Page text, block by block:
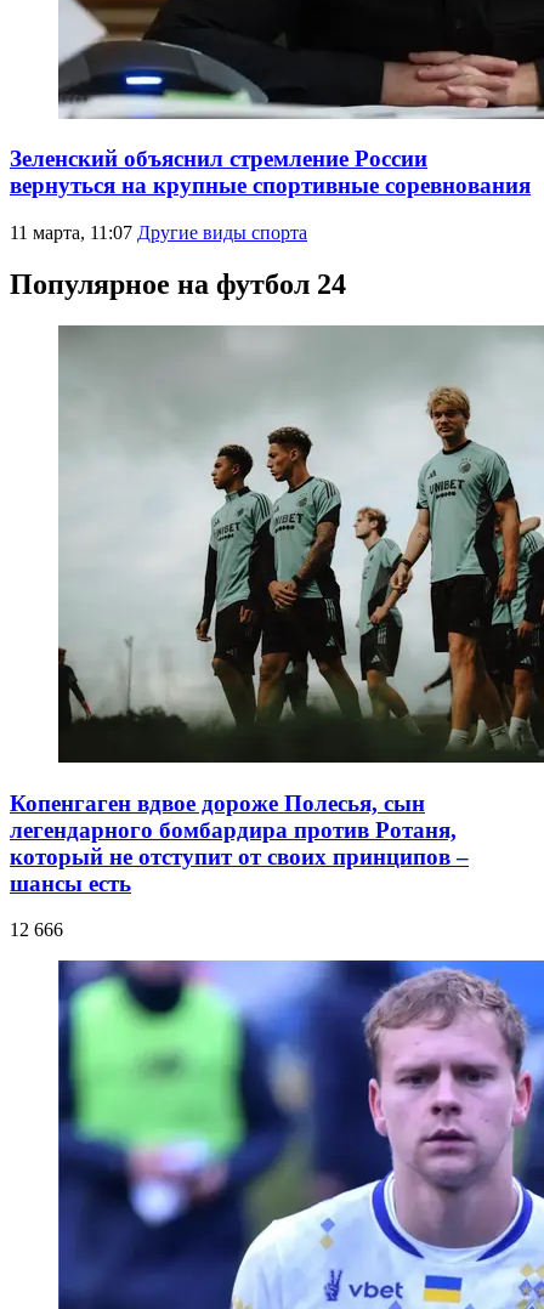
Зеленский объяснил стремление России
вернуться на крупные спортивные соревнования
11 марта, 11:07 Другие виды спорта
Популярное на футбол 24
Копенгаген вдвое дороже Полесья, сын
легендарного бомбардира против Ротаня,
который не отступит от своих принципов –
шансы есть
12 666